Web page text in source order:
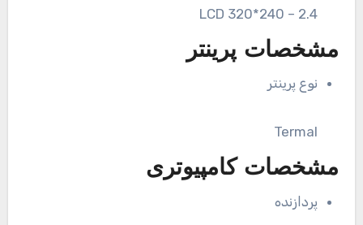
2.4 – 240*320 LCD
مشخصات پرینتر
نوع پرینتر
Termal
مشخصات کامپیوتری
پردازنده